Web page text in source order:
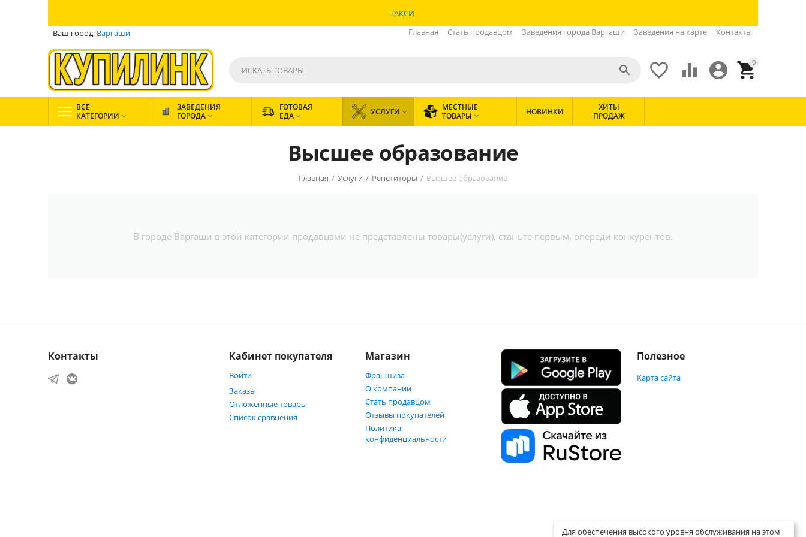
ТАКСИ
Ваш город: Варгаши Главная Стать продавцом Заведения города Варгаши Заведения на карте Контакты
0


 

ВСЕ
КАТЕГОРИИ 
ЗАВЕДЕНИЯ
ГОРОДА 
ГОТОВАЯ
ЕДА  УСЛУГИ 
МЕСТНЫЕ
ТОВАРЫ  НОВИНКИ
ХИТЫ
ПРОДАЖ
Высшее образование
Главная / Услуги / Репетиторы / Высшее образование
В городе Варгаши в этой категории продавцами не представлены товары(услуги), станьте первым, опереди конкурентов.
Контакты Кабинет покупателя
Войти
Заказы
Отложенные товары
Список сравнения
Магазин
Франшиза
О компании
Стать продавцом
Отзывы покупателей
Политика
конфиденциальности
Полезное
Карта сайта
Для обеспечения высокого уровня обслуживания на этом